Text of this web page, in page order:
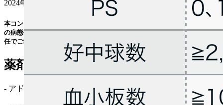
2024年11月12日
本コンテンツは特定の治療法を推奨するものではありません｡ 個々の患者
の病態や､ 実際の薬剤情報やガイドラインを確認の上､ 利用者の判断と責
任でご利用ください｡
薬剤情報
- アドリアシン® ( 添付文書